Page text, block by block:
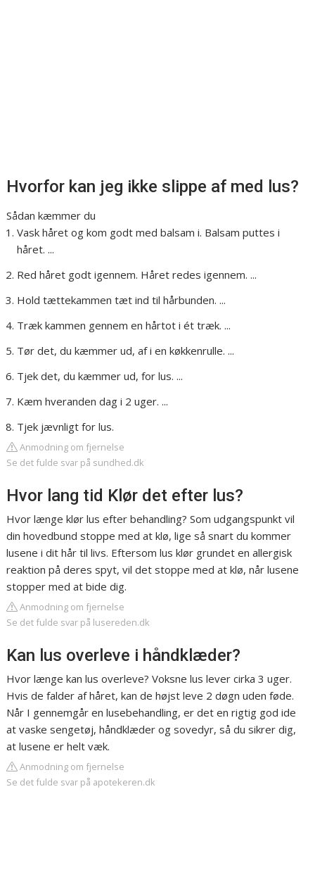
Hvorfor kan jeg ikke slippe af med lus?
Sådan kæmmer du
Vask håret og kom godt med balsam i. Balsam puttes i
håret. ...
Red håret godt igennem. Håret redes igennem. ...
Hold tættekammen tæt ind til hårbunden. ...
Træk kammen gennem en hårtot i ét træk. ...
Tør det, du kæmmer ud, af i en køkkenrulle. ...
Tjek det, du kæmmer ud, for lus. ...
Kæm hveranden dag i 2 uger. ...
Tjek jævnligt for lus.
Anmodning om fjernelse
Se det fulde svar på sundhed.dk
Hvor lang tid Klør det efter lus?
Hvor længe klør lus efter behandling? Som udgangspunkt vil
din hovedbund stoppe med at klø, lige så snart du kommer
lusene i dit hår til livs. Eftersom lus klør grundet en allergisk
reaktion på deres spyt, vil det stoppe med at klø, når lusene
stopper med at bide dig.
Anmodning om fjernelse
Se det fulde svar på lusereden.dk
Kan lus overleve i håndklæder?
Hvor længe kan lus overleve? Voksne lus lever cirka 3 uger.
Hvis de falder af håret, kan de højst leve 2 døgn uden føde.
Når I gennemgår en lusebehandling, er det en rigtig god ide
at vaske sengetøj, håndklæder og sovedyr, så du sikrer dig,
at lusene er helt væk.
Anmodning om fjernelse
Se det fulde svar på apotekeren.dk